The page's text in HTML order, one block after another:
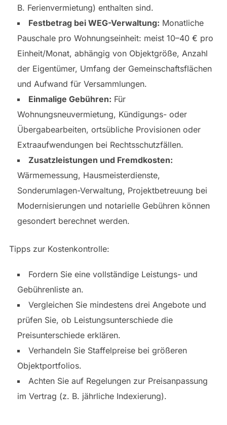
B. Ferienvermietung) enthalten sind.
Festbetrag bei WEG-Verwaltung: Monatliche
Pauschale pro Wohnungseinheit: meist 10–40 € pro
Einheit/Monat, abhängig von Objektgröße, Anzahl
der Eigentümer, Umfang der Gemeinschaftsflächen
und Aufwand für Versammlungen.
Einmalige Gebühren: Für
Wohnungsneuvermietung, Kündigungs- oder
Übergabearbeiten, ortsübliche Provisionen oder
Extraaufwendungen bei Rechtsschutzfällen.
Zusatzleistungen und Fremdkosten:
Wärmemessung, Hausmeisterdienste,
Sonderumlagen-Verwaltung, Projektbetreuung bei
Modernisierungen und notarielle Gebühren können
gesondert berechnet werden.
Tipps zur Kostenkontrolle:
Fordern Sie eine vollständige Leistungs- und
Gebührenliste an.
Vergleichen Sie mindestens drei Angebote und
prüfen Sie, ob Leistungsunterschiede die
Preisunterschiede erklären.
Verhandeln Sie Staffelpreise bei größeren
Objektportfolios.
Achten Sie auf Regelungen zur Preisanpassung
im Vertrag (z. B. jährliche Indexierung).